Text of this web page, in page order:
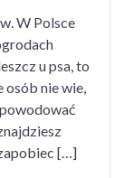
W Polsce
u psa, to
nie wie,
[…]